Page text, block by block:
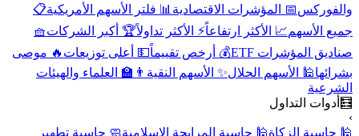
والفوركس📅 المؤشرات الاقتصادية 📊 فلتر الأسهم الأمريكية📋
جميع الأسهم📈 الأكثر ارتفاعاً⚡ الأكثر تداولاً🏆 أكبر الشركات🧺
صناديق المؤشرات ETF
💰 أرخص تقييماً💵 أعلى توزيعات 🔥 موصى
بشرائها🕌 الأسهم الحلال✨ الأسهم النقية 👨‍🏫 العلماء والهيئات
الشرعية
🧮 أدوات التداول
›
🕌 حاسبة الزكاة🕌 حاسبة المرابحة الإسلامية🧼 حاسبة تطهير